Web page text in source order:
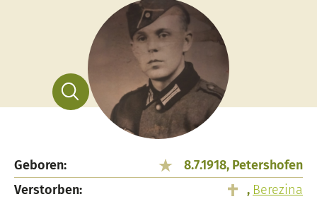
Geboren:
8.7.1918, Petershofen
Verstorben:
, Berezina